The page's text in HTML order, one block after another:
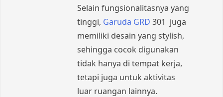
Selain fungsionalitasnya yang
tinggi, Garuda GRD 301 juga
memiliki desain yang stylish,
sehingga cocok digunakan
tidak hanya di tempat kerja,
tetapi juga untuk aktivitas
luar ruangan lainnya.